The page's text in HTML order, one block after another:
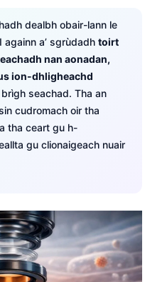
dealbh obair-lann le
againn a’ sgrùdadh toirt
nan aonadan,
ion-dhligheachd
seachad. Tha an
cudromach oir tha
tha ceart gu h-
gu clionaigeach nuair